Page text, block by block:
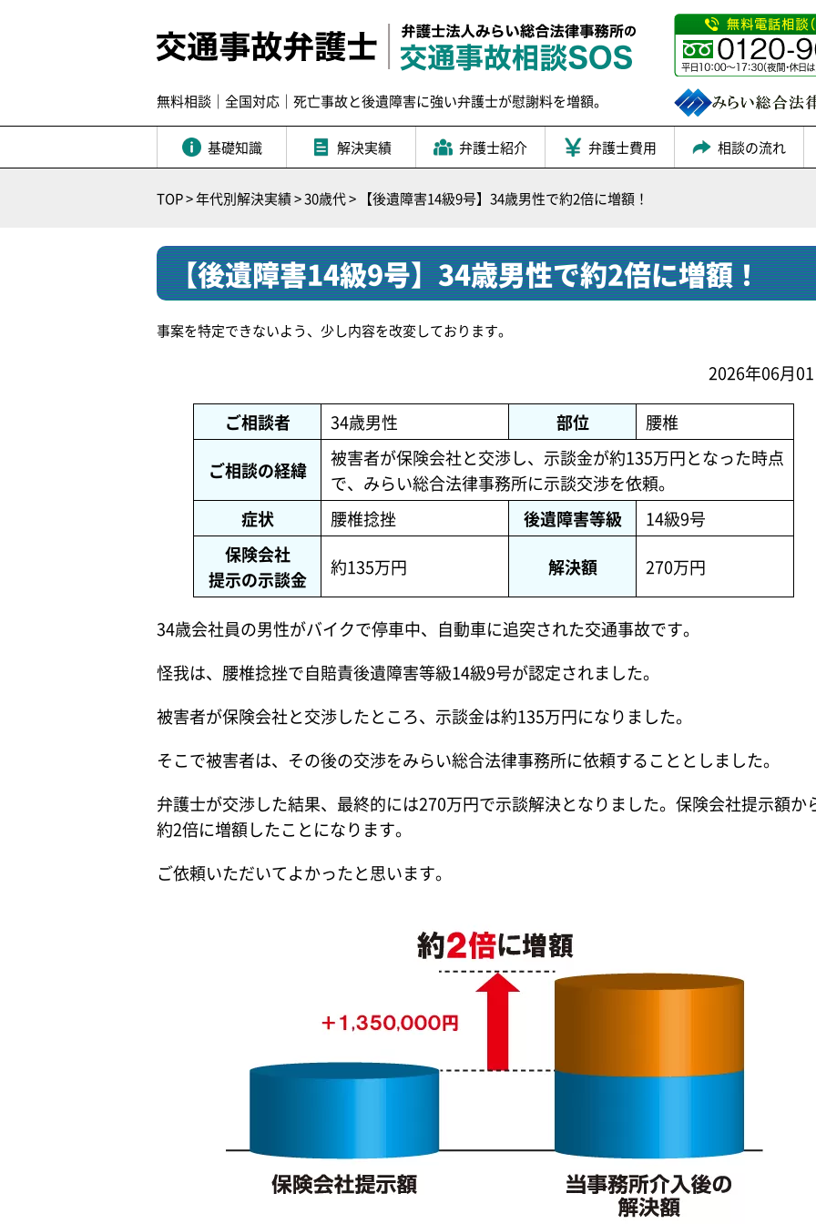
無料相談｜全国対応｜死亡事故と後遺障害に強い弁護士が慰謝料を増額。
基礎知識 解決実績 弁護士紹介 弁護士費用 相談の流れ
TOP>年代別解決実績>30歳代> 【後遺障害14級9号】34歳男性で約2倍に増額！
【後遺障害14級9号】34歳男性で約2倍に増額！
事案を特定できないよう、少し内容を改変しております。
2026年06月
ご相談者 34歳男性 部位 腰椎
ご相談の経緯
被害者が保険会社と交渉し、示談金が約135万円となった時点
で、みらい総合法律事務所に示談交渉を依頼。
症状
腰椎捻挫 後遺障害等級
14級9号
保険会社
提示の示談金
約135万円 解決額 270万円
34歳会社員の男性がバイクで停車中、自動車に追突された交通事故です。
怪我は、腰椎捻挫で自賠責後遺障害等級14級9号が認定されました。
被害者が保険会社と交渉したところ、示談金は約135万円になりました。
そこで被害者は、その後の交渉をみらい総合法律事務所に依頼することとしました。
弁護士が交渉した結果、最終的には270万円で示談解決となりました。保険会社提示額か
約2倍に増額したことになります。
ご依頼いただいてよかったと思います。